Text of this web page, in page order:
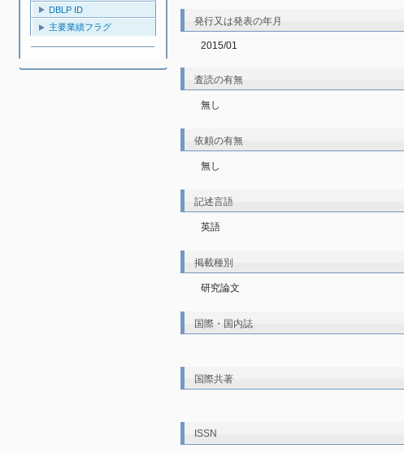
DBLP ID
主要業績フラグ
発行又は発表の年月
2015/01
査読の有無
無し
依頼の有無
無し
記述言語
英語
掲載種別
研究論文
国際・国内誌
国際共著
ISSN